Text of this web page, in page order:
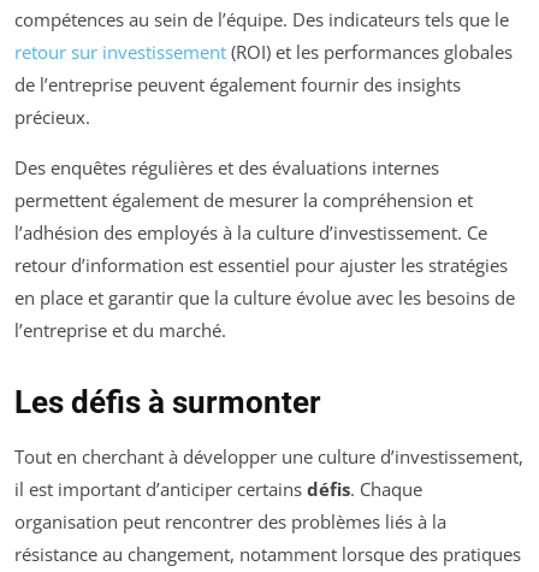
compétences au sein de l’équipe. Des indicateurs tels que le
retour sur investissement (ROI) et les performances globales
de l’entreprise peuvent également fournir des insights
précieux.
Des enquêtes régulières et des évaluations internes
permettent également de mesurer la compréhension et
l’adhésion des employés à la culture d’investissement. Ce
retour d’information est essentiel pour ajuster les stratégies
en place et garantir que la culture évolue avec les besoins de
l’entreprise et du marché.
Les défis à surmonter
Tout en cherchant à développer une culture d’investissement,
il est important d’anticiper certains défis. Chaque
organisation peut rencontrer des problèmes liés à la
résistance au changement, notamment lorsque des pratiques